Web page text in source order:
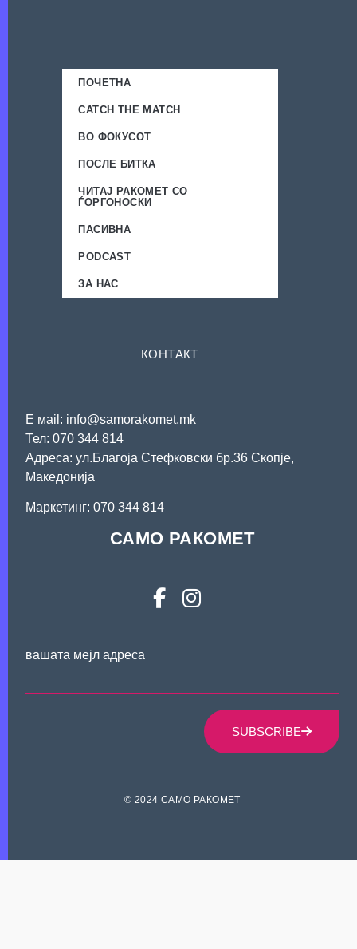
ПОЧЕТНА
CATCH THE MATCH
ВО ФОКУСОТ
ПОСЛЕ БИТКА
ЧИТАЈ РАКОМЕТ СО
ЃОРГОНОСКИ
ПАСИВНА
PODCAST
ЗА НАС
КОНТАКТ
Е мail: info@samorakomet.mk
Тел: 070 344 814
Адреса: ул.Благоја Стефковски бр.36 Скопје,
Македонија
Mаркетинг: 070 344 814
САМО РАКОМЕТ
вашата мејл адреса
SUBSCRIBE
© 2024 САМО РАКОМЕТ